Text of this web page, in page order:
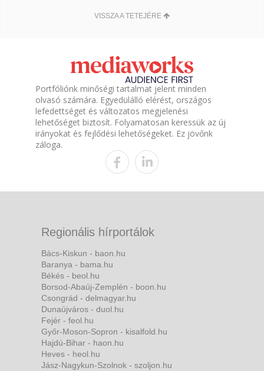
VISSZA A TETEJÉRE
Portfóliónk minőségi tartalmat jelent minden
olvasó számára. Egyedülálló elérést, országos
lefedettséget és változatos megjelenési
lehetőséget biztosít. Folyamatosan keressük az új
irányokat és fejlődési lehetőségeket. Ez jövőnk
záloga.
Regionális hírportálok
Bács-Kiskun - baon.hu
Baranya - bama.hu
Békés - beol.hu
Borsod-Abaúj-Zemplén - boon.hu
Csongrád - delmagyar.hu
Dunaújváros - duol.hu
Fejér - feol.hu
Győr-Moson-Sopron - kisalfold.hu
Hajdú-Bihar - haon.hu
Heves - heol.hu
Jász-Nagykun-Szolnok - szoljon.hu